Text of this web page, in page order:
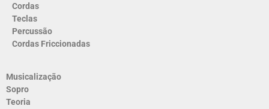
Cordas
Teclas
Percussão
Cordas Friccionadas
Musicalização
Sopro
Teoria